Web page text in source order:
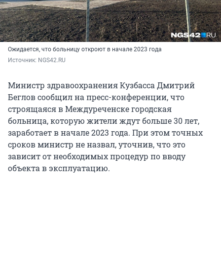
Ожидается, что больницу откроют в начале 2023 года
Источник: NGS42.RU
Министр здравоохранения Кузбасса Дмитрий
Беглов сообщил на пресс-конференции, что
строящаяся в Междуреченске городская
больница, которую жители ждут больше 30 лет,
заработает в начале 2023 года. При этом точных
сроков министр не назвал, уточнив, что это
зависит от необходимых процедур по вводу
объекта в эксплуатацию.